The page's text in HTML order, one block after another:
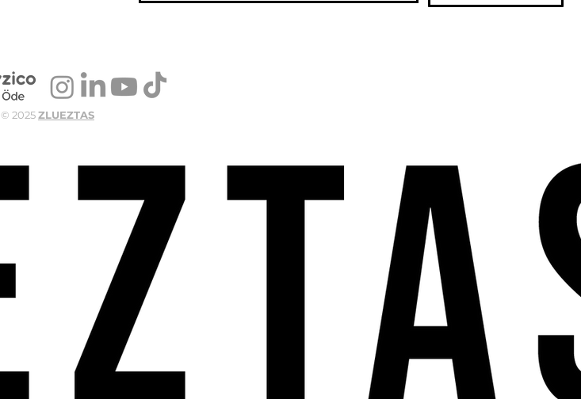
© 2025ZLUEZTAS